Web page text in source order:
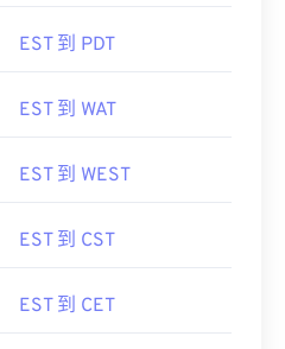
EST 到 PDT
EST 到 WAT
EST 到 WEST
EST 到 CST
EST 到 CET